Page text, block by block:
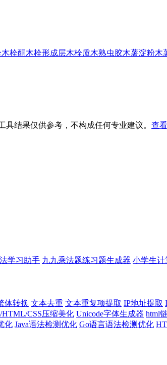
木栓酮木栓形成层木栓质木熟虫胶木薯淀粉木
结果仅供参考，不构成任何专业建议。 查
学习助手 九九乘法题练习题生成器 小学生计
体转换 文本去重 文本重复项提取 IP地址提取
HTML/CSS压缩美化 Unicode字体生成器 html
化 Java语法检测优化 Go语言语法检测优化